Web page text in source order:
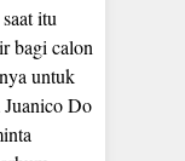
itu
bagi calon
untuk
Do